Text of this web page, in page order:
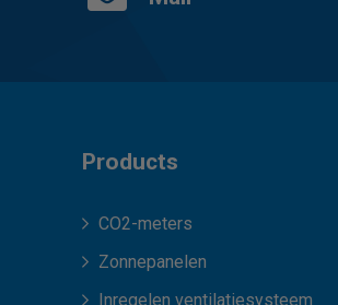
Products
CO2-meters
Zonnepanelen
Inregelen ventilatiesysteem